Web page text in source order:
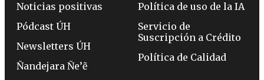
Noticias positivas
Pódcast ÚH
Newsletters ÚH
Ñandejara Ñe’ẽ
Política de uso de la IA
Servicio de
Suscripción a Crédito
Política de Calidad